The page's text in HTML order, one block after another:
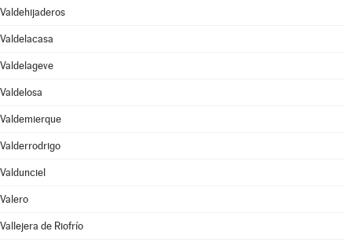
Valdehijaderos
Valdelacasa
Valdelageve
Valdelosa
Valdemierque
Valderrodrigo
Valdunciel
Valero
Vallejera de Riofrío